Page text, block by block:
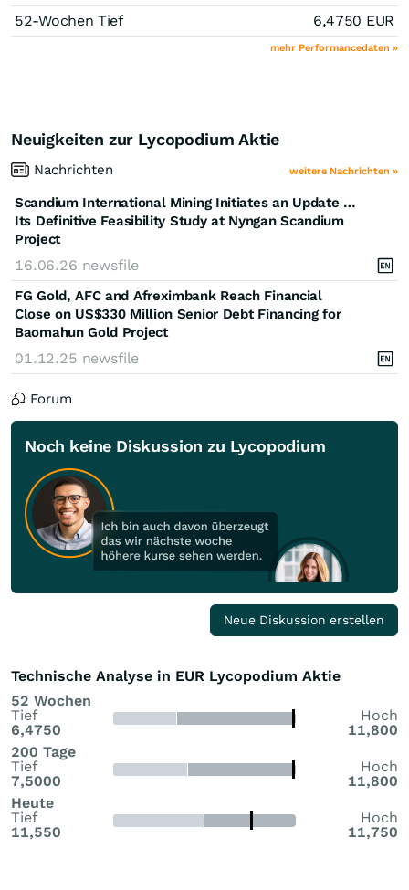
52-Wochen Tief 6,4750 EUR
mehr Performancedaten »
Neuigkeiten zur Lycopodium Aktie
Nachrichten weitere Nachrichten »
Scandium International Mining Initiates an Update of
Its Definitive Feasibility Study at Nyngan Scandium
Project
16.06.26 newsfile
FG Gold, AFC and Afreximbank Reach Financial
Close on US$330 Million Senior Debt Financing for
Baomahun Gold Project
01.12.25 newsfile
Forum
Noch keine Diskussion zu Lycopodium
Neue Diskussion erstellen
Technische Analyse in EUR Lycopodium Aktie
52 Wochen
Tief
6,4750
Hoch
11,800
200 Tage
Tief
7,5000
Hoch
11,800
Heute
Tief
11,550
Hoch
11,750